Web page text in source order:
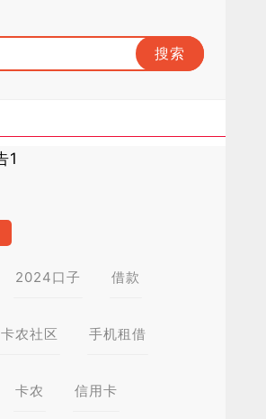
2024口子 借款
卡农社区 手机租借
卡农 信用卡